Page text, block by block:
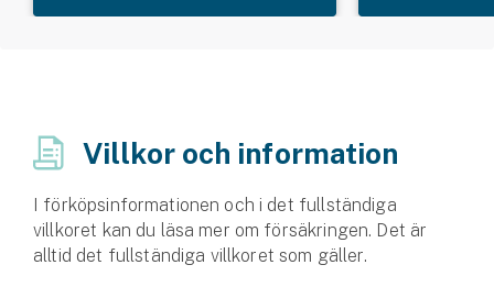
Villkor och information
I förköpsinformationen och i det fullständiga
villkoret kan du läsa mer om försäkringen. Det är
alltid det fullständiga villkoret som gäller.